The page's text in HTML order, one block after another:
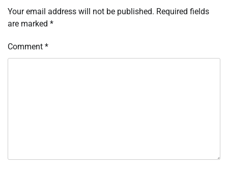
Your email address will not be published. Required fields
are marked *
Comment *